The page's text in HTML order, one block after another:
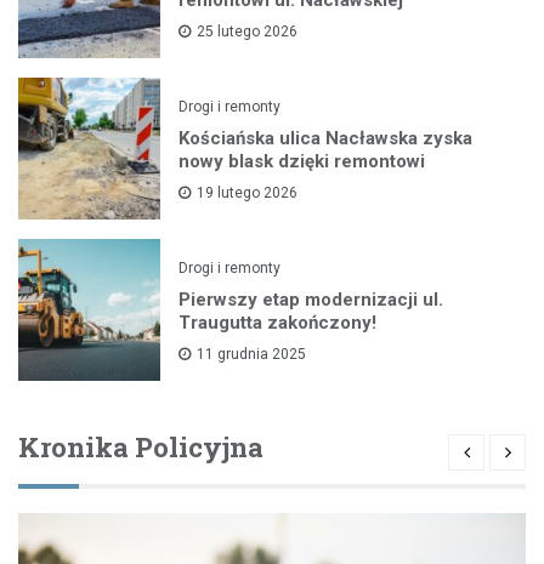
25 lutego 2026
Drogi i remonty
Kościańska ulica Nacławska zyska
nowy blask dzięki remontowi
19 lutego 2026
Drogi i remonty
Pierwszy etap modernizacji ul.
Traugutta zakończony!
11 grudnia 2025
Kronika Policyjna